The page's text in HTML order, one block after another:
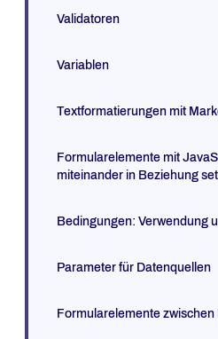
Validatoren
Variablen
Textformatierungen mit
Formularelemente mit
miteinander in Beziehung
Bedingungen: Verwendung
Parameter für Datenquellen
Formularelemente